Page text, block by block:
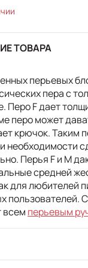
ТОВАРА
перьевых
пера с
Перо F дает
перо может
крючок. Таким
необходимости
Перья F и М
средней
для любителей
пользователей.
всем перьевым